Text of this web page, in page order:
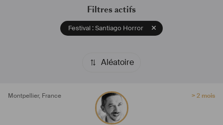
Filtres actifs
Festival : Santiago Horror
Aléatoire
Montpellier, France > 2 mois